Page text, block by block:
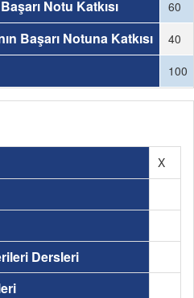
Notu Katkısı 60
Başarı Notuna Katkısı 40
100
X
Dersleri